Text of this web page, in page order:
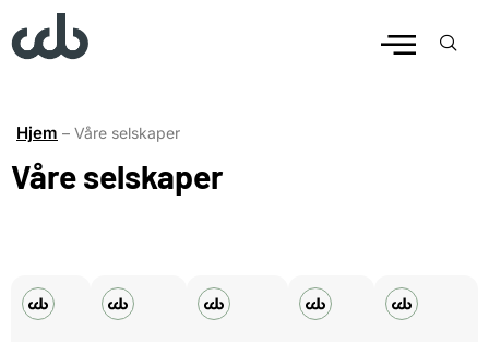
Hjem – Våre selskaper
Våre selskaper